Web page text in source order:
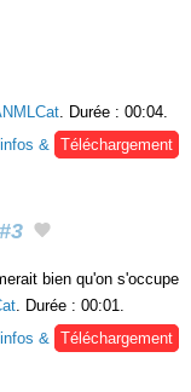
. Durée : 00:04.
&
Téléchargement
#3
bien qu'on s'occupe
. Durée : 00:01.
&
Téléchargement